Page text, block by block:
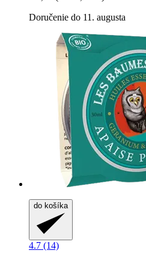
Doručenie do 11. augusta
do košíka
4.7 (14)